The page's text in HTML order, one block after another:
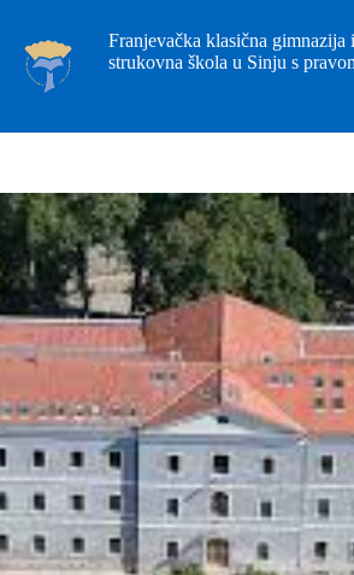
Franjevačka klasična gimnazija i
strukovna škola u Sinju s